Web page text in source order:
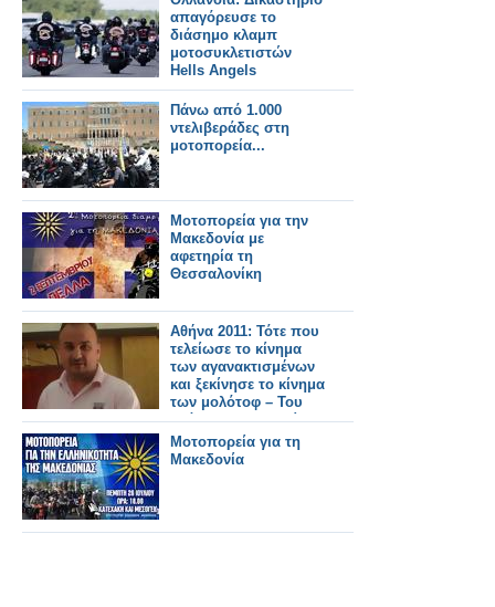
απαγόρευσε το
διάσημο κλαμπ
μοτοσυκλετιστών
Hells Angels
Πάνω από 1.000
ντελιβεράδες στη
μοτοπορεία...
Μοτοπορεία για την
Μακεδονία με
αφετηρία τη
Θεσσαλονίκη
Αθήνα 2011: Τότε που
τελείωσε το κίνημα
των αγανακτισμένων
και ξεκίνησε το κίνημα
των μολότοφ – Toυ
Ιωάννη Τσοκαναρίδη
Μοτοπορεία για τη
Μακεδονία